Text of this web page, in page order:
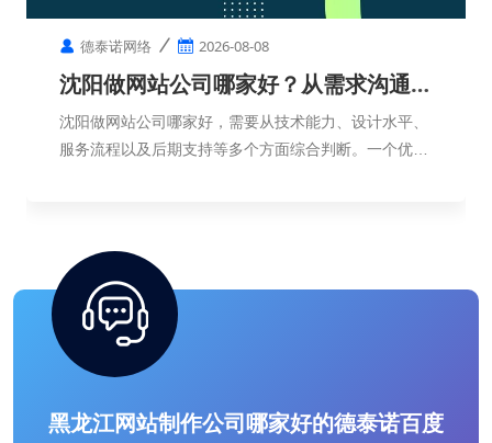
德泰诺网络 2026-08-08
沈阳做网站公司哪家好？从需求沟通到
网站上线需要多久？
沈阳做网站公司哪家好，需要从技术能力、设计水平、
服务流程以及后期支持等多个方面综合判断。一个优秀
黑龙江网站制作公司哪家好的德泰诺百度